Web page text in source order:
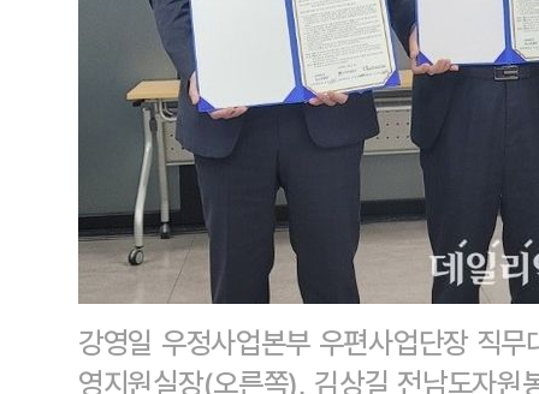
강영일 우정사업본부 우편사업단장 직
영지원실장(오른쪽), 김상길 전남도자